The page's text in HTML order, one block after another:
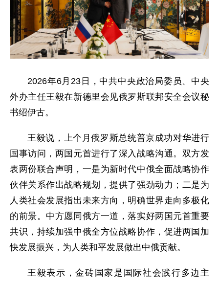
2026年6月23日，中共中央政治局委员、中央
外办主任王毅在新德里会见俄罗斯联邦安全会议秘
书绍伊古。
王毅说，上个月俄罗斯总统普京成功对华进行
国事访问，两国元首进行了深入战略沟通。双方发
表两份联合声明，一是为新时代中俄全面战略协作
伙伴关系作出战略规划，提供了强劲动力；二是为
人类社会发展指出未来方向，明确世界走向多极化
的前景。中方愿同俄方一道，落实好两国元首重要
共识，持续加强中俄全方位战略协作，促进两国加
快发展振兴，为人类和平发展做出中俄贡献。
王毅表示，金砖国家是国际社会践行多边主